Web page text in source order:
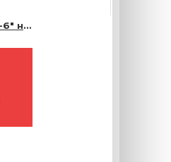
Брошюра "А-6" на 2 скрепки - 16 страниц